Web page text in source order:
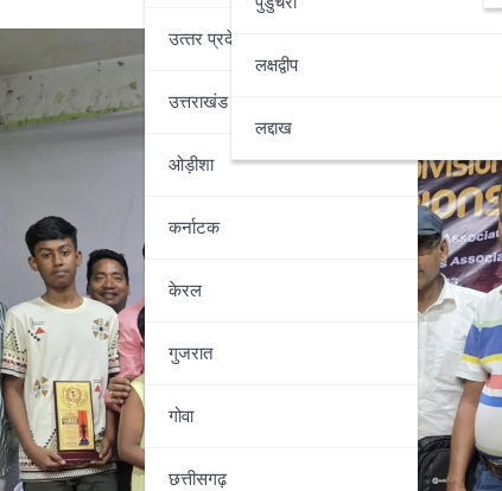
उत्‍तर प्रदेश
उत्तराखंड
ओड़ीशा
कर्नाटक
केरल
गुजरात
गोवा
छत्तीसगढ़
लक्षद्वीप
लद्दाख